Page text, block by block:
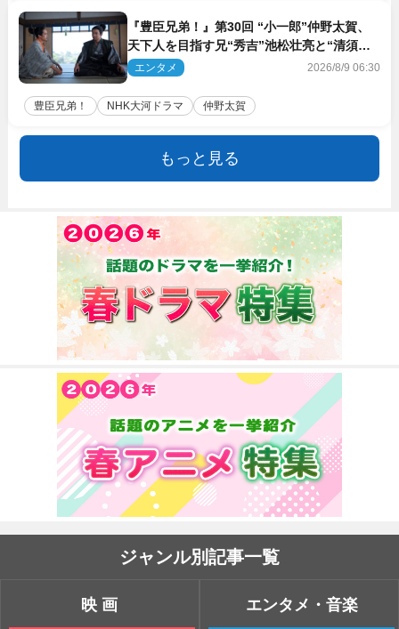
『豊臣兄弟！』第30回 “小一郎”仲野太賀、
天下人を目指す兄“秀吉”池松壮亮と“清須会
議”へ
エンタメ 2026/8/9 06:30
豊臣兄弟！ NHK大河ドラマ 仲野太賀
もっと見る
ジャンル別記事一覧
映画 エンタメ・音楽